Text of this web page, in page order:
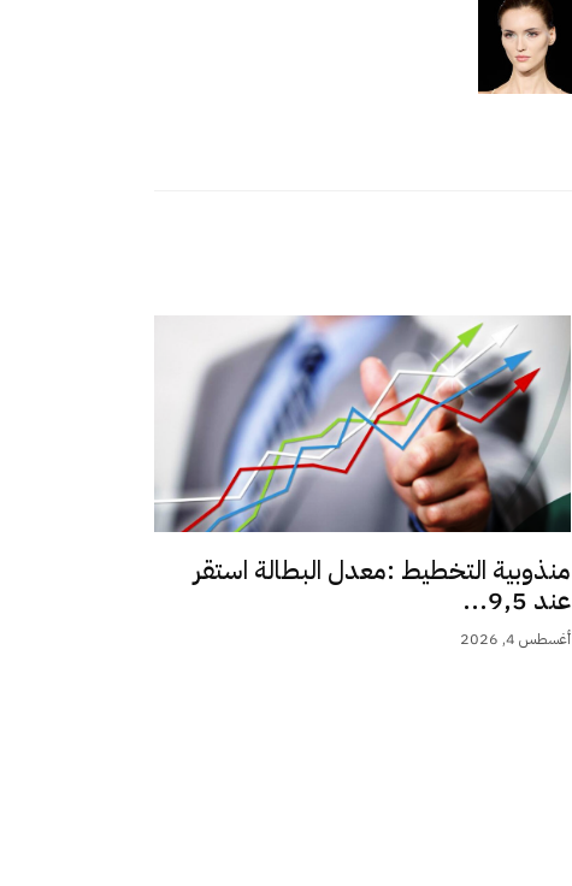
منذوبية التخطيط :معدل البطالة استقر
عند 9,5...
أغسطس 4, 2026